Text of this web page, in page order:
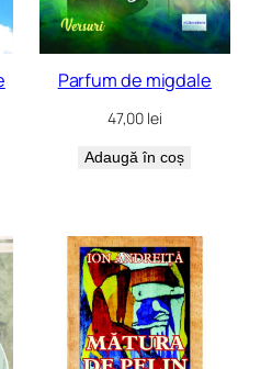
Parfum de migdale
47,00 lei
Adaugă în coș